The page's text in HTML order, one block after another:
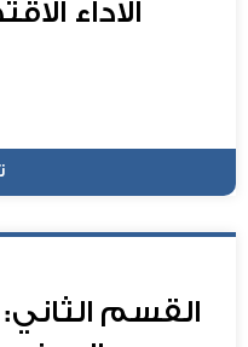
الاداء
القسم